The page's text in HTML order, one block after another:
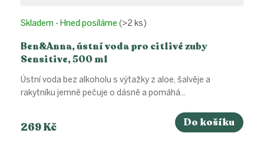
Ben&Anna, ústní voda pro citlivé zuby
Sensitive, 500 ml
Skladem - Hned posíláme (>2 ks)
269 Kč Do košíku
Ústní voda bez alkoholu s výtažky z aloe, šalvěje a
rakytníku jemně pečuje o dásně a pomáhá...